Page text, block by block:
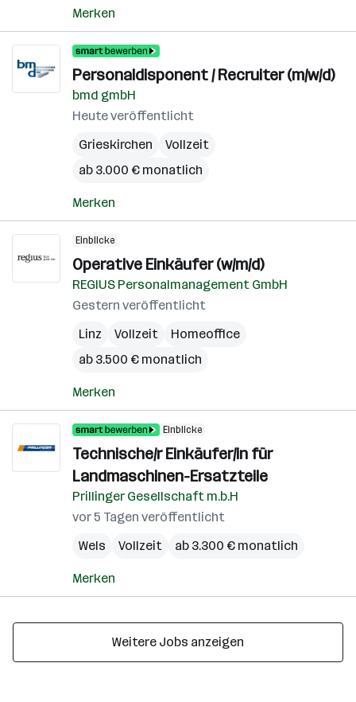
Merken
Personaldisponent / Recruiter (m/w/d)
bmd gmbH
Heute veröffentlicht
Grieskirchen
Vollzeit
ab 3.000 € monatlich
Merken
Einblicke
Operative Einkäufer (w/m/d)
REGIUS Personalmanagement GmbH
Gestern veröffentlicht
Linz
Vollzeit
Homeoffice
ab 3.500 € monatlich
Merken
Einblicke
Technische/r Einkäufer/in für
Landmaschinen-Ersatzteile
Prillinger Gesellschaft m.b.H
vor 5 Tagen veröffentlicht
Wels
Vollzeit ab 3.300 € monatlich
Merken
Weitere Jobs anzeigen